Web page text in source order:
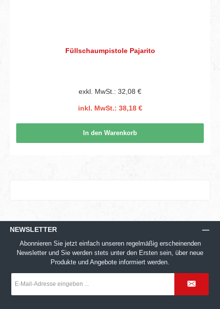
Füllschaumpistole Pajarito
exkl. MwSt.: 32,08 €
inkl. MwSt.: 38,18 €
In den Warenkorb
NEWSLETTER
Abonnieren Sie jetzt einfach unseren regelmäßig erscheinenden
Newsletter und Sie werden stets unter den Ersten sein, über neue
Produkte und Angebote informiert werden.
Mail-
*